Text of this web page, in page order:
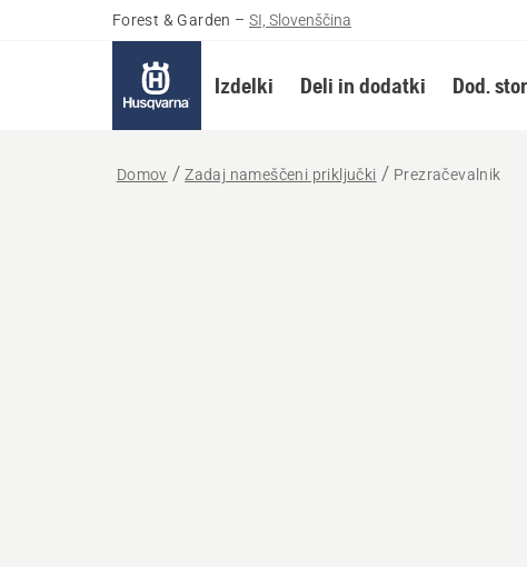
Forest & Garden – SI, Slovenščina
Izdelki Deli in dodatki Dod.
Domov Zadaj nameščeni priključki Prezračevalnik